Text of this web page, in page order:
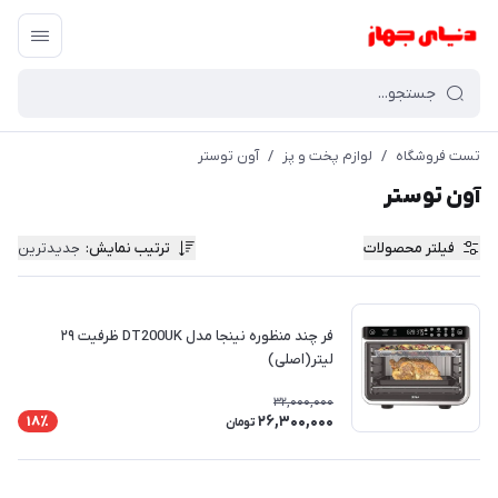
تست فروشگاه / لوازم پخت و پز / آون توستر
آون توستر
فیلتر محصولات ترتیب نمایش: جدیدترین
فر چند منظوره نینجا مدل DT200UK ظرفیت ۲۹
لیتر(اصلی)
32,000,000
26,300,000 تومان 18٪